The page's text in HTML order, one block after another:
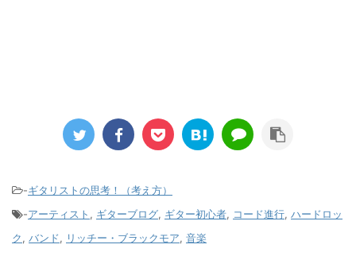
-ギタリストの思考！（考え方）
-アーティスト , ギターブログ, ギター初心者, コード進行, ハードロッ
ク, バンド, リッチー・ブラックモア, 音楽